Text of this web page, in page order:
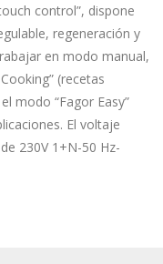
control”, dispone
regeneración y
en modo manual,
(recetas
modo “Fagor Easy”
El voltaje
230V 1+N-50 Hz-